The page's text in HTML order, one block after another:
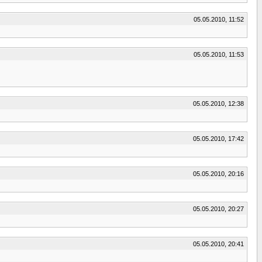
05.05.2010, 11:52
05.05.2010, 11:53
05.05.2010, 12:38
05.05.2010, 17:42
05.05.2010, 20:16
05.05.2010, 20:27
05.05.2010, 20:41